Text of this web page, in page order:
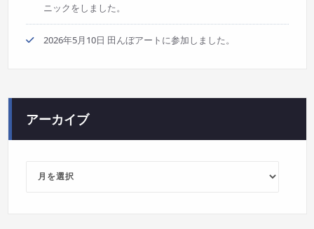
ニックをしました。
2026年5月10日 田んぼアートに参加しました。
アーカイブ